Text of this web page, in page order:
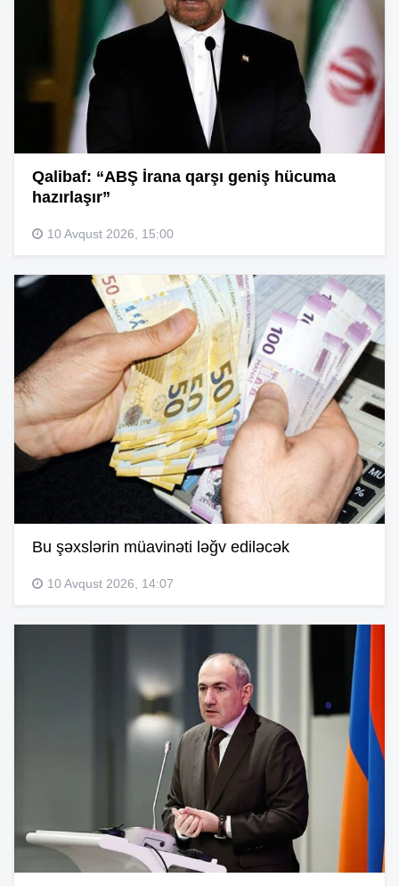
Qalibaf: “ABŞ İrana qarşı geniş hücuma
hazırlaşır”
10 Avqust 2026, 15:00
Bu şəxslərin müavinəti ləğv ediləcək
10 Avqust 2026, 14:07